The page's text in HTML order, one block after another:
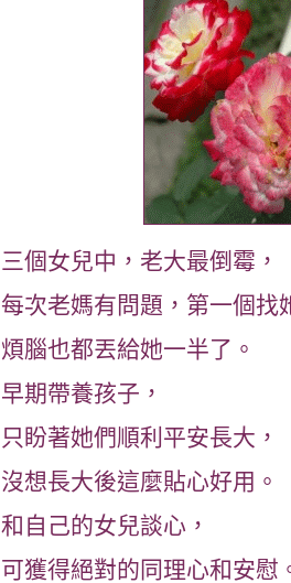
三個女兒中，老大最倒霉，
每次老媽有問題，第一個找
煩腦也都丟給她一半了。
早期帶養孩子，
只盼著她們順利平安長大，
沒想長大後這麼貼心好用。
和自己的女兒談心，
可獲得絕對的同理心和安慰